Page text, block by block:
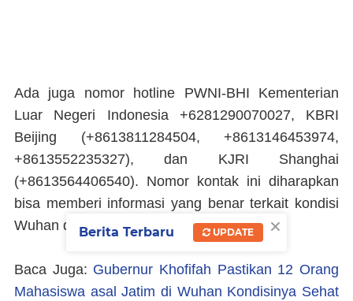
Ada juga nomor hotline PWNI-BHI Kementerian
Luar Negeri Indonesia +6281290070027, KBRI
Beijing (+8613811284504, +8613146453974,
+8613552235327), dan KJRI Shanghai
(+8613564406540). Nomor kontak ini diharapkan
bisa memberi informasi yang benar terkait kondisi
Wuhan dan WNI di kota tersebut.
Baca Juga: Gubernur Khofifah Pastikan 12 Orang
Mahasiswa asal Jatim di Wuhan Kondisinya Sehat
×
Berita Terbaru UPDATE